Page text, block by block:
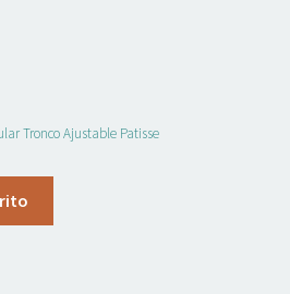
Tronco Ajustable Patisse